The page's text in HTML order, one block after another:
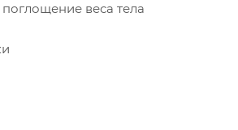
веса тела